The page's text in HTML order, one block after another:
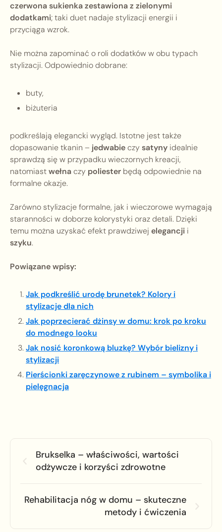
czerwona sukienka zestawiona z zielonymi
dodatkami; taki duet nadaje stylizacji energii i
przyciąga wzrok.
Nie można zapominać o roli dodatków w obu typach
stylizacji. Odpowiednio dobrane:
buty,
biżuteria
podkreślają elegancki wygląd. Istotne jest także
dopasowanie tkanin – jedwabieczy satyny idealnie
sprawdzą się w przypadku wieczornych kreacji,
natomiastwełnaczy poliester będą odpowiednie na
formalne okazje.
Zarówno stylizacje formalne, jak i wieczorowe wymagają
staranności w doborze kolorystyki oraz detali. Dzięki
temu można uzyskać efekt prawdziwej elegancji i
szyku.
Powiązane wpisy:
Jak podkreślić urodę brunetek? Kolory i
stylizacje dla nich
Jak poprzecierać dżinsy w domu: krok po kroku
do modnego looku
Jak nosić koronkową bluzkę? Wybór bielizny i
stylizacji
Pierścionki zaręczynowe z rubinem – symbolika i
pielęgnacja
Brukselka – właściwości, wartości
odżywcze i korzyści zdrowotne
Rehabilitacja nóg w domu – skuteczne
metody i ćwiczenia